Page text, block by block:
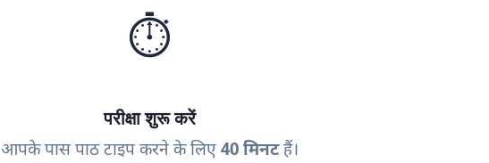
⏱️
परीक्षा शुरू करें
आपके पास पाठ टाइप करने के लिए40 मिनटहैं।